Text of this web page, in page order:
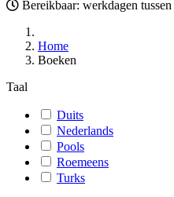
Bereikbaar: werkdagen tussen
Home
Boeken
Taal
Duits
Nederlands
Pools
Roemeens
Turks